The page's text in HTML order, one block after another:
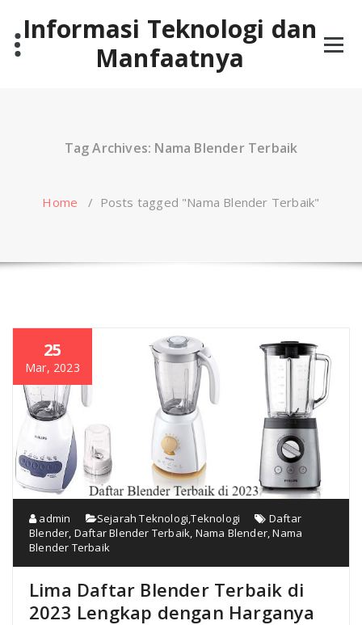
contentInformasi Teknologi dan
Manfaatnya
Tag Archives: Nama Blender Terbaik
Home / Posts tagged "Nama Blender Terbaik"
25
Mar, 2023
admin Sejarah Teknologi,Teknologi
Daftar
Blender, Daftar Blender Terbaik, Nama Blender,Nama
Blender Terbaik
Lima Daftar Blender Terbaik di
2023 Lengkap dengan Harganya